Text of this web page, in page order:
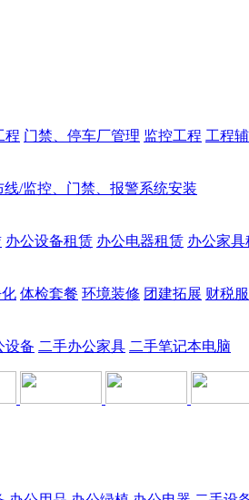
程 门禁、停车厂管理 监控工程 工程
线/监控、门禁、报警系统安装
办公设备租赁 办公电器租赁 办公家具
体检套餐 环境装修 团建拓展 财税
设备 二手办公家具 二手笔记本电脑